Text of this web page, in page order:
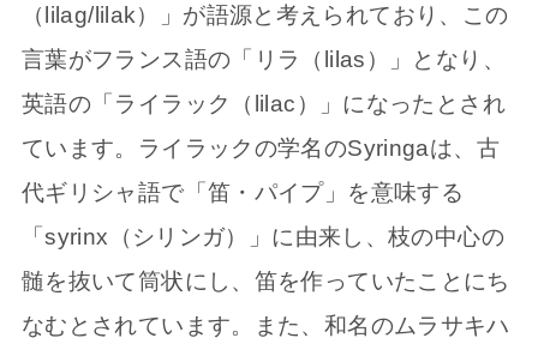
（lilag/lilak）」が語源と考えられており、この
言葉がフランス語の「リラ（lilas）」となり、
英語の「ライラック（lilac）」になったとされ
ています。ライラックの学名のSyringaは、古
代ギリシャ語で「笛・パイプ」を意味する
「syrinx（シリンガ）」に由来し、枝の中心の
髄を抜いて筒状にし、笛を作っていたことにち
なむとされています。また、和名のムラサキハ